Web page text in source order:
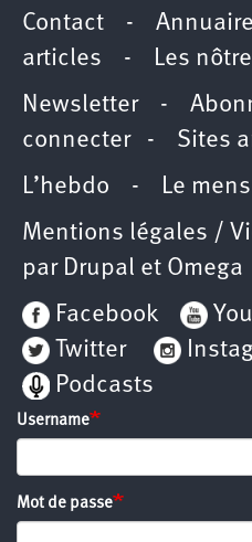
Contact - Annuaire
articles - Les
Newsletter-
connecter- Sites
L’hebdo - Le
Mentions légales /
par Drupal et Omega
Facebook
Twitter
Podcasts
Username
Mot de passe